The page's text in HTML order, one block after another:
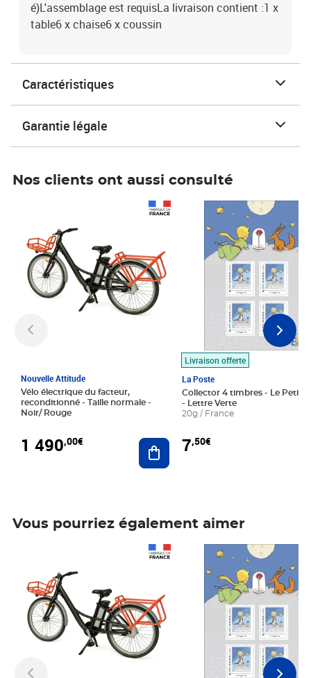
é)L'assemblage est requisLa livraison contient :1 x
table6 x chaise6 x coussin
Caractéristiques
Garantie légale
Nos clients ont aussi consulté
Nouvelle Attitude
Vélo électrique du facteur,
reconditionné - Taille normale -
Noir/ Rouge
1 490,00€ Ajouter au panier
Livraison offerte
La Poste
Collector 4 timbres - Le Petit
- Lettre Verte
20g / France
7,50€
Prix 7,50€
Vous pourriez également aimer
Prix 7,50€